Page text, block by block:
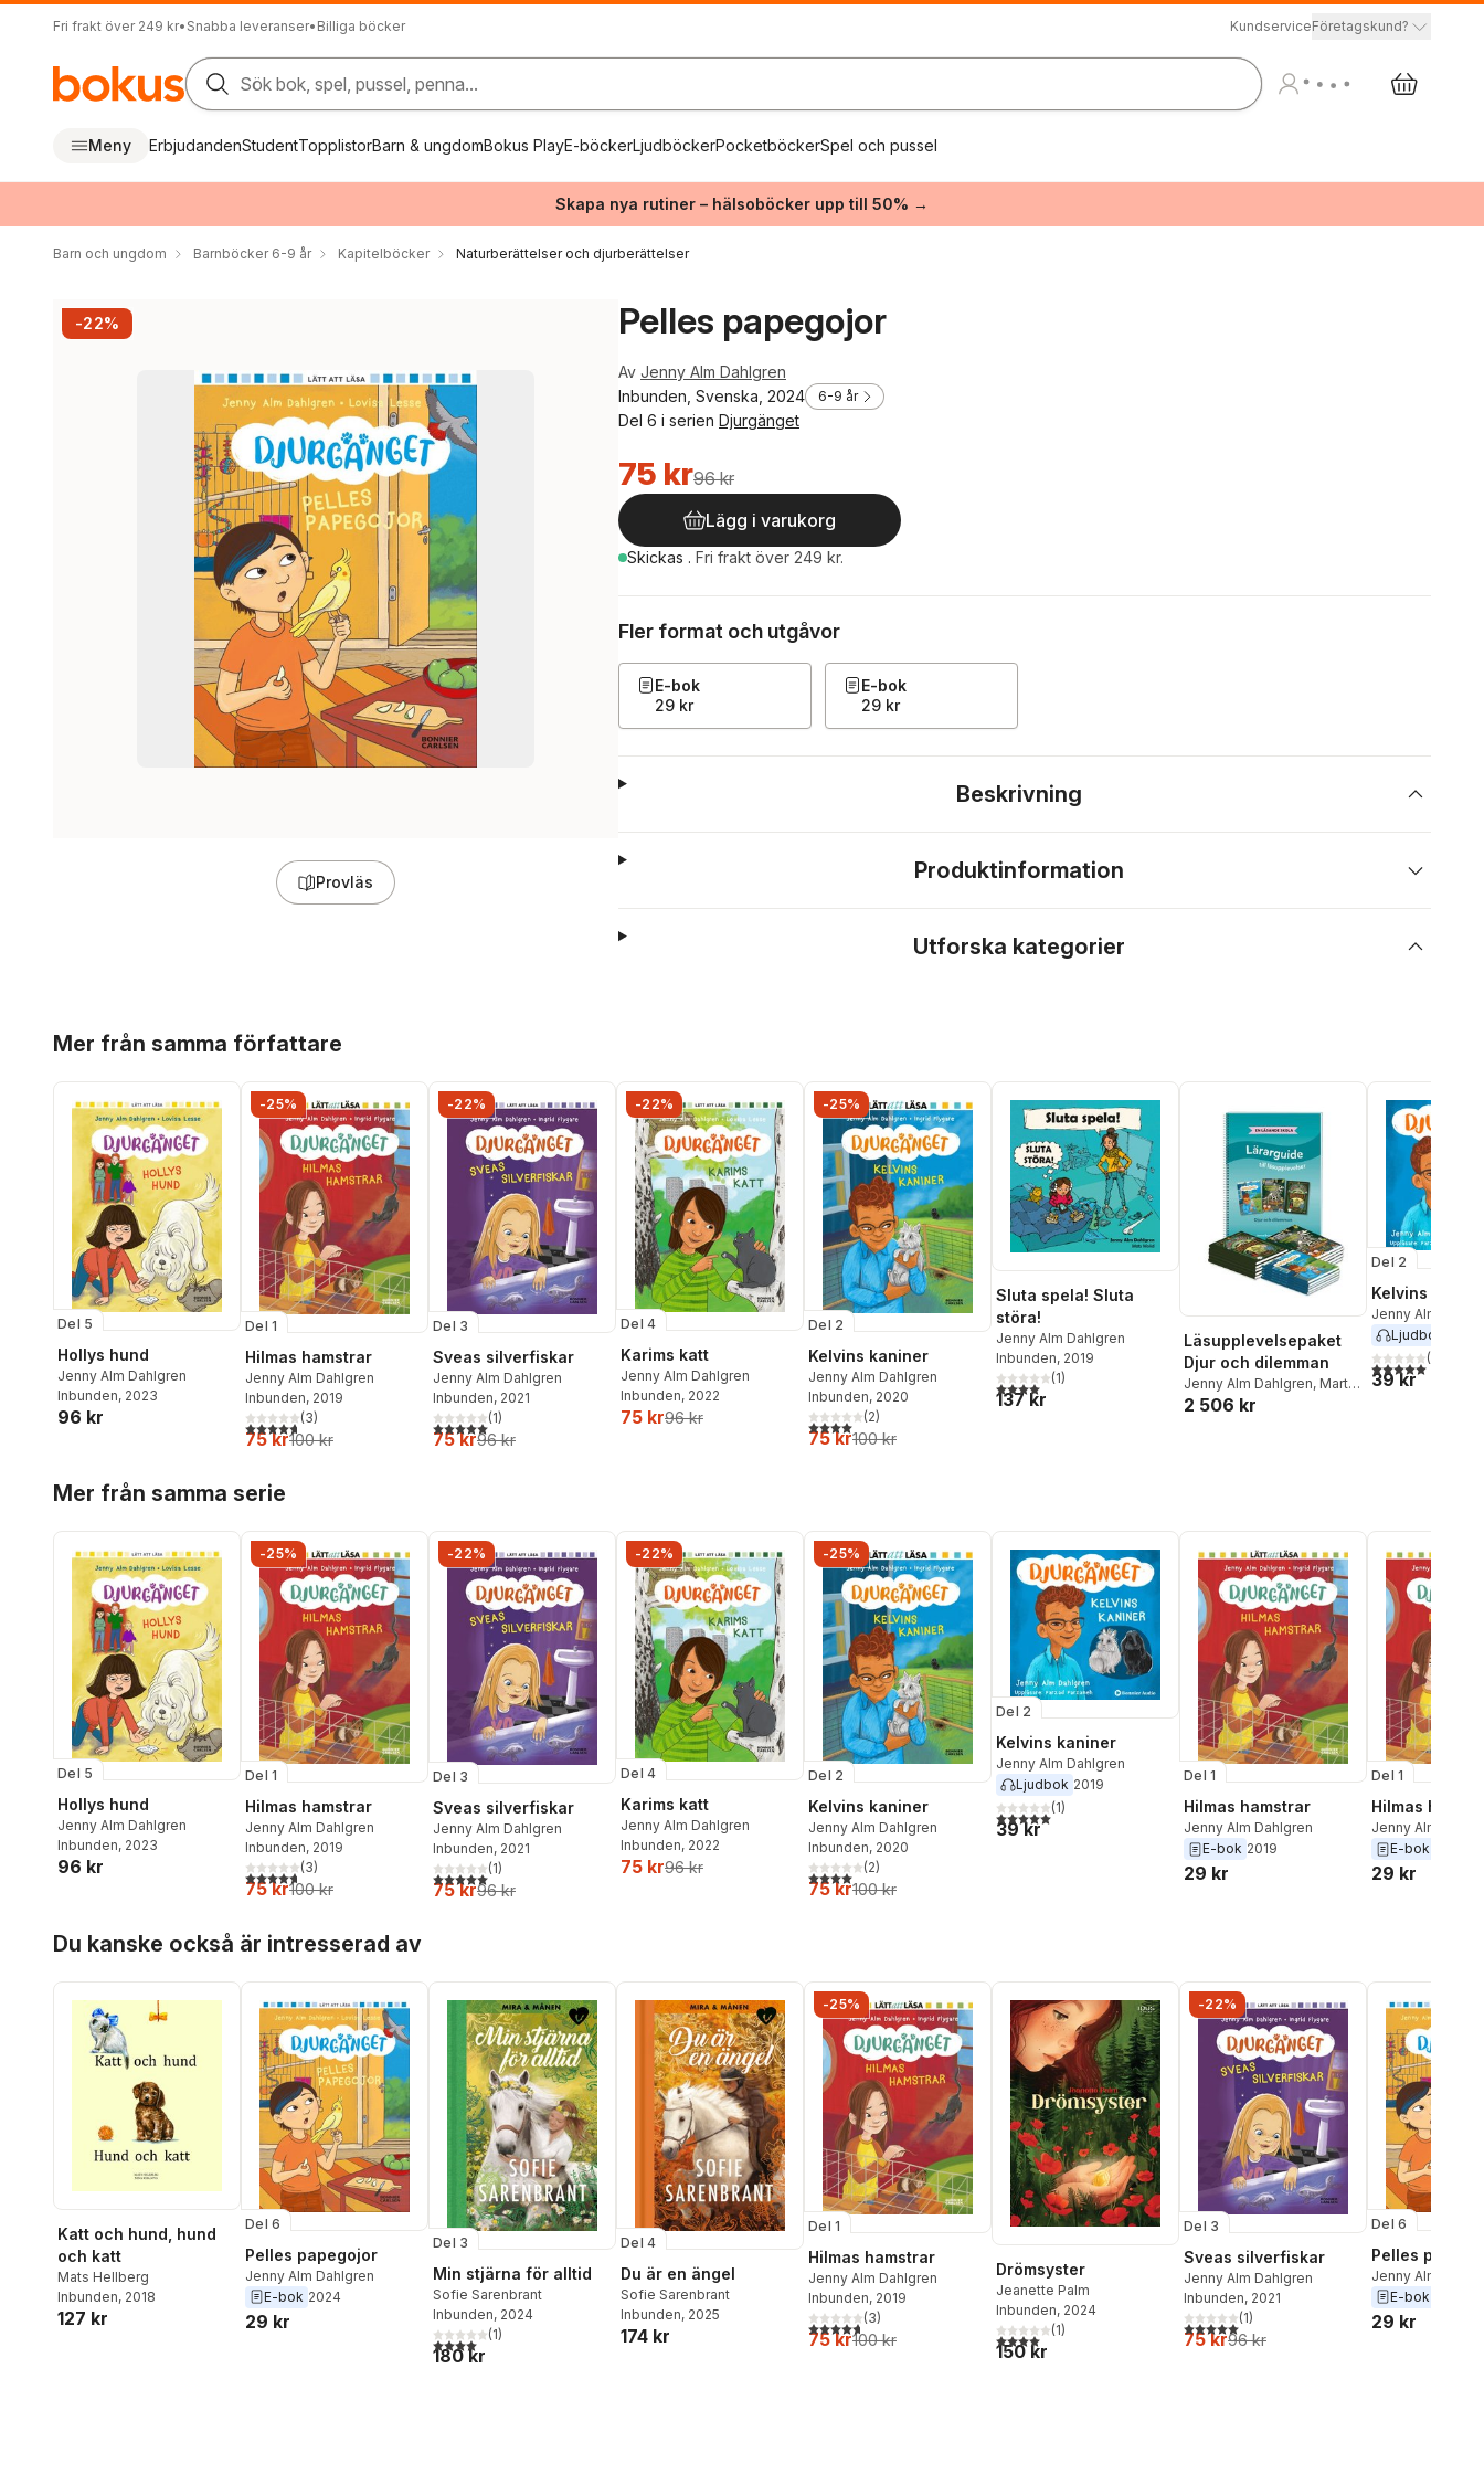
Fri frakt över 249 kr• Snabba leveranser• Billiga böcker KundserviceFöretagskund?
Sök bok, spel, pussel, penna...
Meny ErbjudandenStudentTopplistorBarn & ungdomBokus PlayE-böckerLjudböckerPocketböckerSpel och pussel
Skapa nya rutiner – hälsoböcker upp till 50% →
Barn och ungdom Barnböcker 6-9 år Kapitelböcker Naturberättelser och djurberättelser
-22%
Provläs
Pelles papegojor
Av Jenny Alm Dahlgren
Inbunden, Svenska, 2024
6-9 år
Del 6 i serien Djurgänget
75 kr96 kr
Lägg i varukorg
Skickas . Fri frakt över 249 kr.
Fler format och utgåvor
E-bok
29 kr
E-bok
29 kr
Beskrivning
Produktinformation
Utforska kategorier
Mer från samma författare
Del 5
Hollys hund
Jenny Alm Dahlgren
Inbunden, 2023
96 kr
-25%
Del 1
Hilmas hamstrar
Jenny Alm Dahlgren
Inbunden, 2019
4,7utav 5 stjärnor. Totalt antal röster:
(3)
75 kr100 kr
-22%
Del 3
Sveas silverfiskar
Jenny Alm Dahlgren
Inbunden, 2021
5,0utav 5 stjärnor. Totalt antal röster:
(1)
75 kr96 kr
-22%
Del 4
Karims katt
Jenny Alm Dahlgren
Inbunden, 2022
75 kr96 kr
-25%
Del 2
Kelvins kaniner
Jenny Alm Dahlgren
Inbunden, 2020
4,0utav 5 stjärnor. Totalt antal röster:
(2)
75 kr100 kr
Sluta spela! Sluta
störa!
Jenny Alm Dahlgren
Inbunden, 2019
4,0utav 5 stjärnor. Totalt antal röster:
(1)
137 kr
Läsupplevelsepaket
Djur och dilemman
Jenny Alm Dahlgren, Martin
Widmark,Camilla Ceder
2 506 kr
Del 2
Kelvins
Jenny Alm
Ljudbok
5,0utav 5(
39 kr
Mer från samma serie
Del 5
Hollys hund
Jenny Alm Dahlgren
Inbunden, 2023
96 kr
-25%
Del 1
Hilmas hamstrar
Jenny Alm Dahlgren
Inbunden, 2019
4,7utav 5 stjärnor. Totalt antal röster:
(3)
75 kr100 kr
-22%
Del 3
Sveas silverfiskar
Jenny Alm Dahlgren
Inbunden, 2021
5,0utav 5 stjärnor. Totalt antal röster:
(1)
75 kr96 kr
-22%
Del 4
Karims katt
Jenny Alm Dahlgren
Inbunden, 2022
75 kr96 kr
-25%
Del 2
Kelvins kaniner
Jenny Alm Dahlgren
Inbunden, 2020
4,0utav 5 stjärnor. Totalt antal röster:
(2)
75 kr100 kr
Del 2
Kelvins kaniner
Jenny Alm Dahlgren
Ljudbok 2019
5,0utav 5 stjärnor. Totalt antal röster:
(1)
39 kr
Del 1
Hilmas hamstrar
Jenny Alm Dahlgren
E-bok 2019
29 kr
Del 1
Hilmas
Jenny Alm
E-bok
29 kr
Du kanske också är intresserad av
Katt och hund, hund
och katt
Mats Hellberg
Inbunden, 2018
127 kr
Del 6
Pelles papegojor
Jenny Alm Dahlgren
E-bok 2024
29 kr
Del 3
Min stjärna för alltid
Sofie Sarenbrant
Inbunden, 2024
4,0utav 5 stjärnor. Totalt antal röster:
(1)
180 kr
Del 4
Du är en ängel
Sofie Sarenbrant
Inbunden, 2025
174 kr
-25%
Del 1
Hilmas hamstrar
Jenny Alm Dahlgren
Inbunden, 2019
4,7utav 5 stjärnor. Totalt antal röster:
(3)
75 kr100 kr
Drömsyster
Jeanette Palm
Inbunden, 2024
4,0utav 5 stjärnor. Totalt antal röster:
(1)
150 kr
-22%
Del 3
Sveas silverfiskar
Jenny Alm Dahlgren
Inbunden, 2021
5,0utav 5 stjärnor. Totalt antal röster:
(1)
75 kr96 kr
Del 6
Pelles
Jenny Alm
E-bok
29 kr